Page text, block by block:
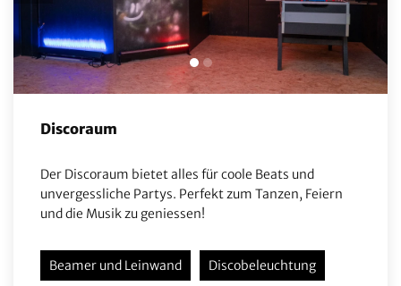
Discoraum
Der Discoraum bietet alles für coole Beats und
unvergessliche Partys. Perfekt zum Tanzen, Feiern
und die Musik zu geniessen!
Beamer und Leinwand Discobeleuchtung